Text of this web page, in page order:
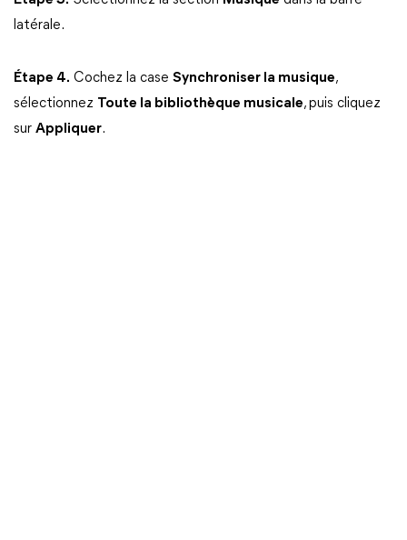
latérale.
Étape 4. Cochez la case Synchroniser la musique,
sélectionnez Toute la bibliothèque musicale, puis cliquez
sur Appliquer.